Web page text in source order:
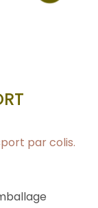
par colis.